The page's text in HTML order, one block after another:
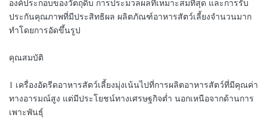
องค์ประกอบของวัตถุดิบ การประมวลผลที่เหมาะสมที่สุด และการรับ
ประกันคุณภาพที่มีประสิทธิผล ผลิตภัณฑ์อาหารสัตว์เลี้ยงจำนวนมาก
ทำโดยการอัดขึ้นรูป
คุณสมบัติ
1 เครื่องอัดรีดอาหารสัตว์เลี้ยงมุ่งเน้นไปที่การผลิตอาหารสัตว์ที่มีคุณค่า
ทางอารมณ์สูง แต่มีประโยชน์ทางเศรษฐกิจต่ำ นอกเหนือจากด้านการ
เพาะพันธุ์